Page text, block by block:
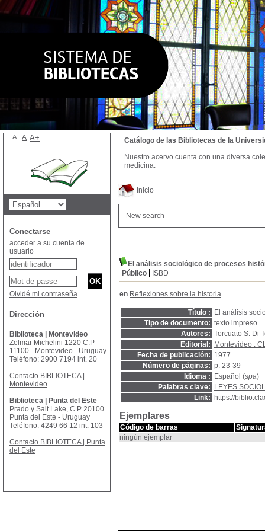
Inicio
New search
El análisis sociológico de procesos
Público
ISBD
en Reflexiones sobre la historia
Título :
El análisis
Tipo de documento: texto impreso
Autores: Torcuato S. Di
Editorial:
Montevideo :
Fecha de publicación: 1977
Número de páginas: p. 23-39
Idioma :
Español (spa)
Palabras clave:
LEYES
Link:
https://
Ejemplares
Código de barras
ningún ejemplar
Catálogo de las Bibliotecas de la
Nuestro acervo cuenta con una diversa
medicina.
A- A A+
Conectarse
acceder a su cuenta de
usuario
Olvidé mi contraseña
Dirección
Biblioteca | Montevideo
Zelmar Michelini 1220 C.P
11100 - Montevideo - Uruguay
Teléfono: 2900 7194 int. 20
Contacto BIBLIOTECA |
Montevideo
Biblioteca | Punta del Este
Prado y Salt Lake, C.P 20100
Punta del Este - Uruguay
Teléfono: 4249 66 12 int. 103
Contacto BIBLIOTECA | Punta
del Este